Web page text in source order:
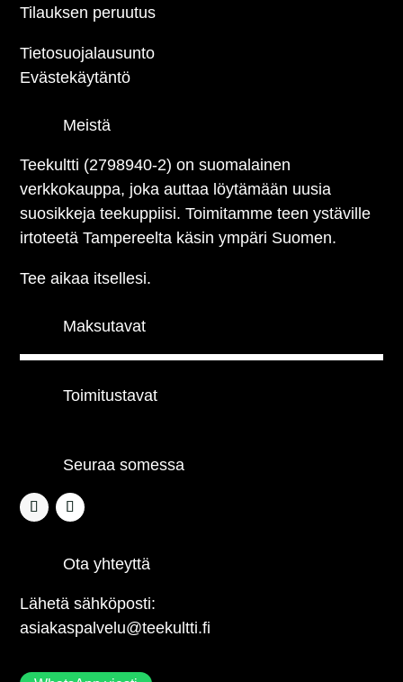
Tilauksen peruutus
Tietosuojalausunto
Evästekäytäntö
Meistä
Teekultti (2798940-2) on suomalainen
verkkokauppa, joka auttaa löytämään uusia
suosikkeja teekuppiisi. Toimitamme teen ystäville
irtoteetä Tampereelta käsin ympäri Suomen.
Tee aikaa itsellesi.
Maksutavat
Toimitustavat
Seuraa somessa
Ota yhteyttä
Lähetä sähköposti:
asiakaspalvelu@teekultti.fi